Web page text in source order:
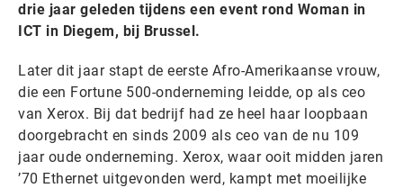
drie jaar geleden tijdens een event rond Woman in
ICT in Diegem, bij Brussel.
Later dit jaar stapt de eerste Afro-Amerikaanse vrouw,
die een Fortune 500-onderneming leidde, op als ceo
van Xerox. Bij dat bedrijf had ze heel haar loopbaan
doorgebracht en sinds 2009 als ceo van de nu 109
jaar oude onderneming. Xerox, waar ooit midden jaren
’70 Ethernet uitgevonden werd, kampt met moeilijke